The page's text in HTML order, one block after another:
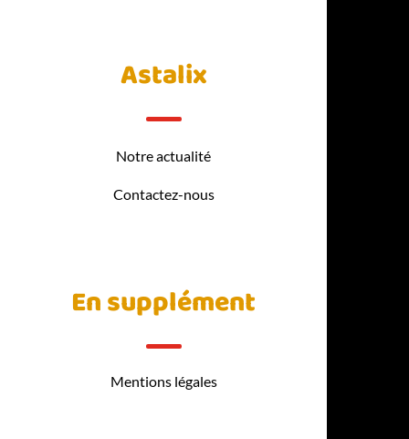
Astalix
Notre actualité
Contactez-nous
En supplément
Mentions légales